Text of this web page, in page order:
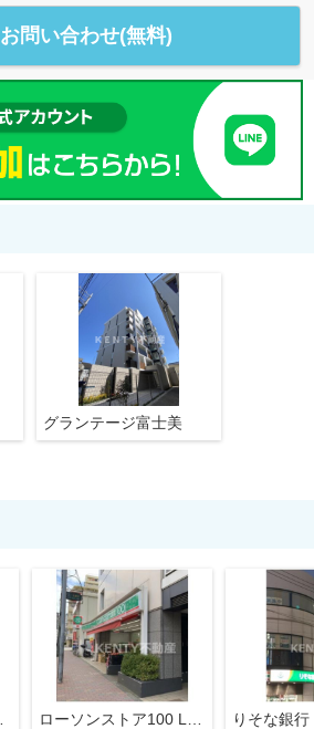
お問い合わせ(無料)
グランテージ富士美
りそな銀